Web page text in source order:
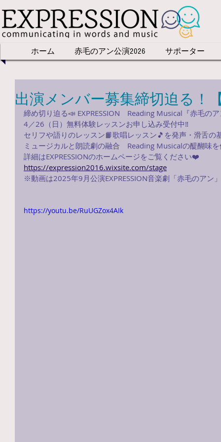
ホーム 赤毛のアン公演2026 サポーター
出演メンバー募集締切迫る！
締め切り迫る📣 EXPRESSION　Reading Musical『赤毛の
4／26（日）無料体験レッスンお申し込み受付中‼️
セリフや語りのレッスン📙歌唱レッスン🎵を発声・滑舌の
ミュージカルと朗読劇の融合　Reading Musicalの醍醐味
詳細はEXPRESSIONのホームページをご覧ください❤️
https://expression2016.wixsite.com/stage
※動画は2025年9月公演EXPRESSION音楽劇「赤毛のアン
https://youtu.be/RuUGZox4AIk